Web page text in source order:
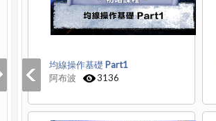
均線操作基礎 Part1
阿布波
3136